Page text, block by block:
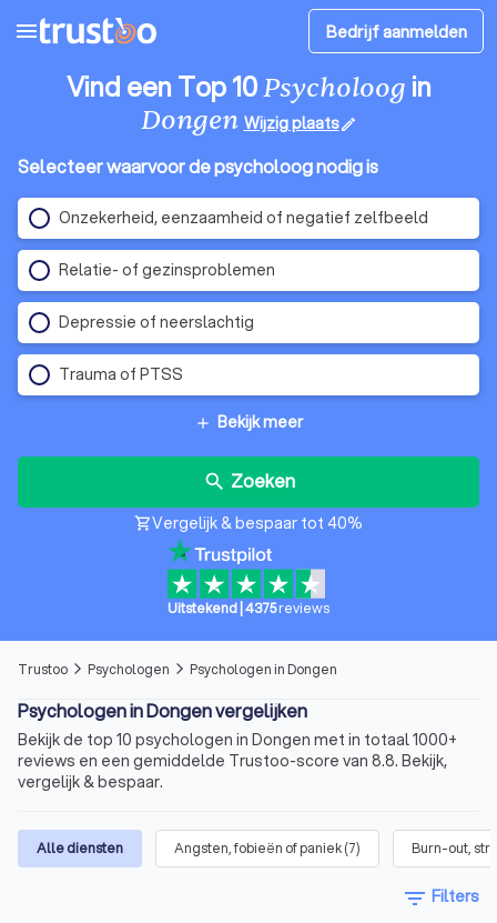
menu Bedrijf aanmelden
Vind een Top 10Psycholoog in
Dongen Wijzig plaatsedit
Selecteer waarvoor de psycholoog nodig is
Onzekerheid, eenzaamheid of negatief zelfbeeld
Relatie- of gezinsproblemen
Depressie of neerslachtig
Trauma of PTSS
add Bekijk meer
search Zoeken
shopping_cartVergelijk & bespaar tot 40%
Uitstekend 4375reviews
Trustoo arrow_forward_ios Psychologen arrow_forward_ios Psychologen in Dongen
Psychologen in Dongen vergelijken
Bekijk de top 10 psychologen in Dongen met in totaal 1000+
reviews en een gemiddelde Trustoo-score van 8.8. Bekijk,
vergelijk & bespaar.
Alle diensten Angsten, fobieën of paniek(7) Burn-out,
filter_list Filters